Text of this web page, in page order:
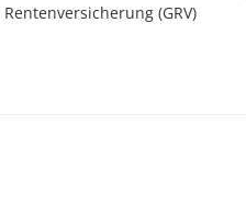
Rentenversicherung (GRV)